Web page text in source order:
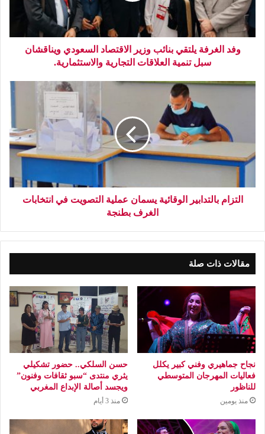
وفد الغرفة يلتقي بنائب وزير الاقتصاد السعودي ويناقشان
سبل تنمية العلاقات التجارية والاستثمارية.
التزام بالتدابير الوقائية يسمان عملية التصويت في انتخابات
الغرف بطنجة
مقالات ذات صلة
نجاح جماهيري وفني كبير يكلل
فعاليات المهرجان المتوسطي
للناظور
منذ يومين
حسن السلكي.. حضور تشكيلي
يثري منتدى “سبو ثقافات وفنون”
ويجسد أصالة الإبداع المغربي
منذ 3 أيام